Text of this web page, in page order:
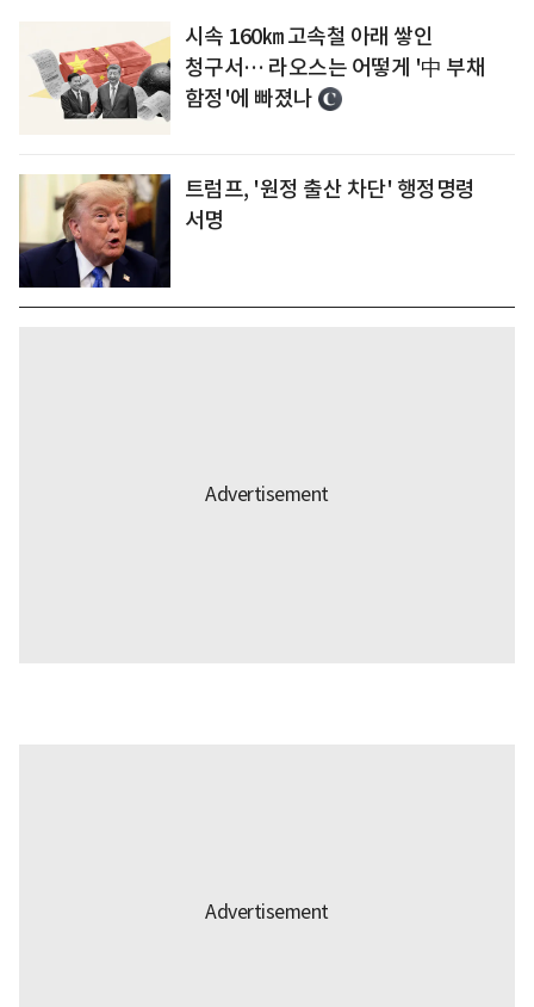
시속 160㎞ 고속철 아래 쌓인
청구서… 라오스는 어떻게 '中 부채
함정'에 빠졌나
트럼프, '원정 출산 차단' 행정명령
서명